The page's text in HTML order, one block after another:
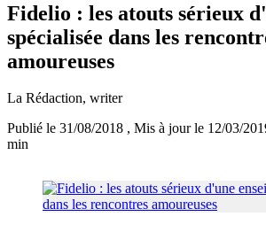
Fidelio : les atouts sérieux
spécialisée dans les
amoureuses
La Rédaction, writer
Publié le 31/08/2018 , Mis à jour le 12/03/
min